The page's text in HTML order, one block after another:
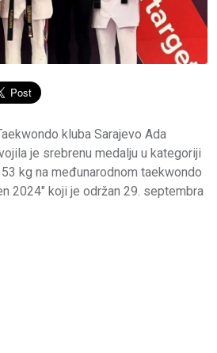
kluba Sarajevo Ada
je srebrenu medalju u kategoriji
kg na međunarodnom taekwondo
2024" koji je održan 29. septembra